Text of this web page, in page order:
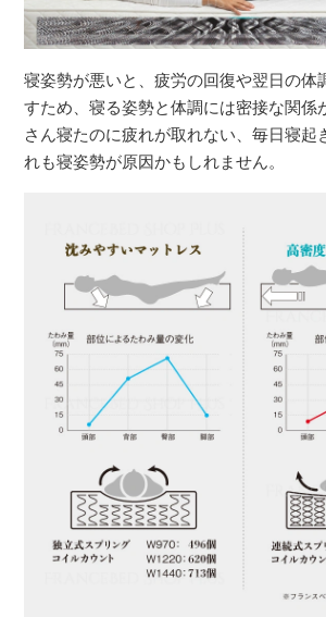
寝姿勢が悪いと、疲労の回復や翌日の体
すため、寝る姿勢と体調には密接な関係
さん寝たのに疲れが取れない、毎日寝
れも寝姿勢が原因かもしれません。